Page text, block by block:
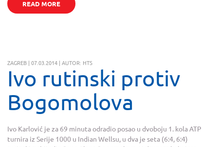
READ MORE
ZAGREB | 07.03.2014 | AUTOR: HTS
Ivo rutinski protiv
Bogomolova
Ivo Karlović je za 69 minuta odradio posao u dvoboju 1. kola ATP
turnira iz Serije 1000 u Indian Wellsu, u dva je seta (6:4, 6:4)